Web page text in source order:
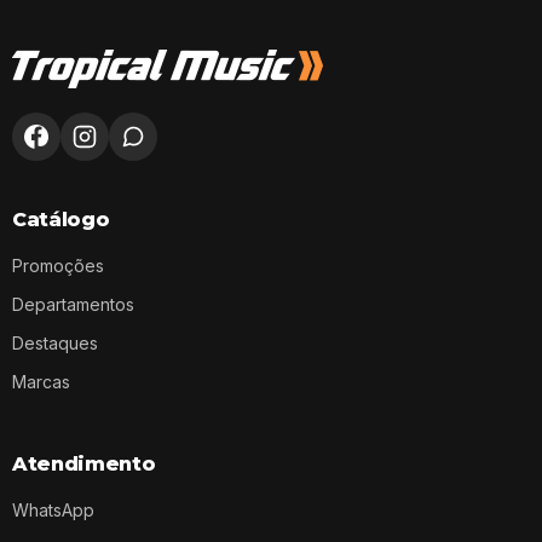
Catálogo
Promoções
Departamentos
Destaques
Marcas
Atendimento
WhatsApp